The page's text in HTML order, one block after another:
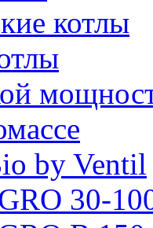
котлы
by Ventil
30-